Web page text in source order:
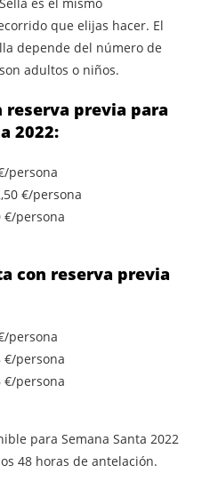
que elijas hacer. El
depende del número de
adultos o niños.
reserva previa para
2022:
persona
€/persona
€/persona
con reserva previa
persona
€/persona
€/persona
para Semana Santa 2022
48 horas de antelación.